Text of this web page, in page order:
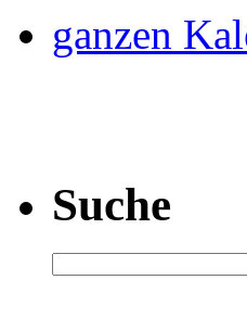
ganzen
Suche